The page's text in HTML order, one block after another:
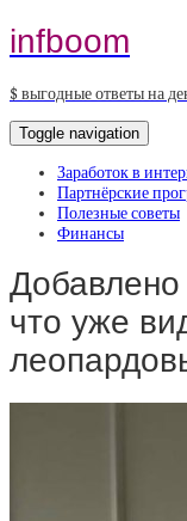
infboom
$ выгодные ответы на
Toggle navigation
Заработок в
Партнёрские
Полезные советы
Финансы
что уже